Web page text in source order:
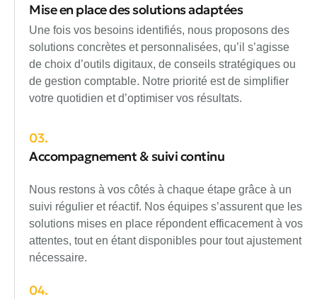
Mise en place des solutions adaptées
Une fois vos besoins identifiés, nous proposons des
solutions concrètes et personnalisées, qu’il s’agisse
de choix d’outils digitaux, de conseils stratégiques ou
de gestion comptable. Notre priorité est de simplifier
votre quotidien et d’optimiser vos résultats.
03.
Accompagnement & suivi continu
Nous restons à vos côtés à chaque étape grâce à un
suivi régulier et réactif. Nos équipes s’assurent que les
solutions mises en place répondent efficacement à vos
attentes, tout en étant disponibles pour tout ajustement
nécessaire.
04.